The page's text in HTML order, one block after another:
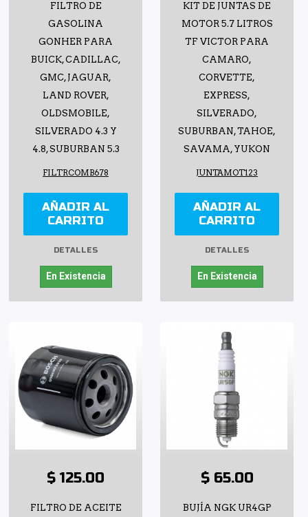
FILTRO DE
GASOLINA
GONHER PARA
BUICK, CADILLAC,
GMC, JAGUAR,
LAND ROVER,
OLDSMOBILE,
SILVERADO 4.3 Y
4.8, SUBURBAN 5.3
FILTRCOMB678
AÑADIR AL
CARRITO
DETALLES
En Existencia
KIT DE JUNTAS DE
MOTOR 5.7 LITROS
TF VICTOR PARA
CAMARO,
CORVETTE,
EXPRESS,
SILVERADO,
SUBURBAN, TAHOE,
SAVAMA, YUKON
JUNTAMOT123
AÑADIR AL
CARRITO
DETALLES
En Existencia
$ 125.00
FILTRO DE ACEITE
$ 65.00
BUJÍA NGK UR4GP